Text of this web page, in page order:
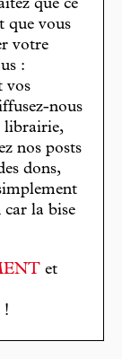
que ce
que vous
votre
:
vos
nous
librairie,
nos posts
dons,
car la bise
et
!